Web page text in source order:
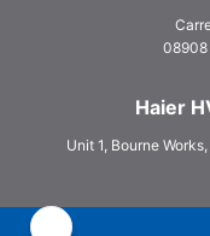
08908
Haier
Unit 1, Bourne